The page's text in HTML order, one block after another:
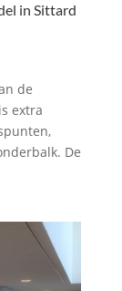
in Sittard
de
extra
De